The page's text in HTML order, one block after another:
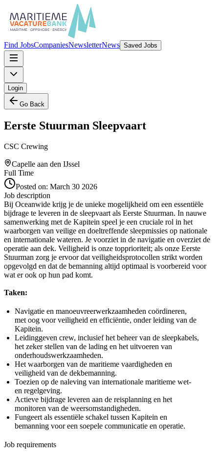
Find JobsCompaniesNewsletterNews Saved Jobs
Login
Go Back
Eerste Stuurman Sleepvaart
CSC Crewing
Capelle aan den IJssel
Full Time
Posted on: March 30 2026
Job description
Bij Oceanwide krijg je de unieke mogelijkheid om een essentiële
bijdrage te leveren in de sleepvaart als Eerste Stuurman. In nauwe
samenwerking met de Kapitein speel je een cruciale rol in het
waarborgen van veilige en doeltreffende sleepmissies op nationale
en internationale wateren. Je voorziet in de navigatie en overziet de
operatie aan dek. Veiligheid is onze topprioriteit; als onze Eerste
Stuurman zorg je ervoor dat veiligheidsprotocollen strikt worden
opgevolgd en dat de bemanning altijd optimaal is voorbereid voor
wat er ook op hun pad komt.
Taken:
Navigatie en manoeuvreerwerkzaamheden coördineren,
met oog voor veiligheid en efficiëntie, onder leiding van de
Kapitein.
Leidinggeven crew, inclusief het beheer van de sleepkabels,
het zeker stellen van de lading en het uitvoeren van
onderhoudswerkzaamheden.
Het waarborgen van de maritieme vaardigheden en
veiligheid van de dekbemanning.
Toezien op de naleving van internationale maritieme wet-
en regelgeving.
Actieve bijdrage leveren aan de reisplanning en het
monitoren van de weersomstandigheden.
Fungeert als essentiële schakel tussen Kapitein en
bemanning voor een soepele communicatie en operatie.
Job requirements